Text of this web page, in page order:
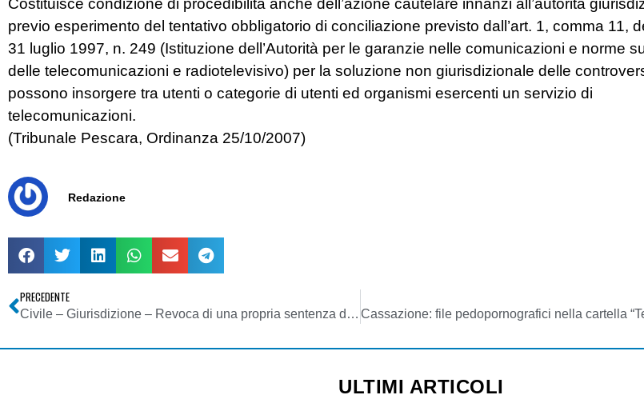
Costituisce condizione di procedibilità anche dell’azione cautelare innanzi all’autorità
previo esperimento del tentativo obbligatorio di conciliazione previsto dall’art. 1, comma 11,
31 luglio 1997, n. 249 (Istituzione dell’Autorità per le garanzie nelle comunicazioni e norme
delle telecomunicazioni e radiotelevisivo) per la soluzione non giurisdizionale delle
possono insorgere tra utenti o categorie di utenti ed organismi esercenti un servizio di
telecomunicazioni.
(Tribunale Pescara, Ordinanza 25/10/2007)
Redazione
PRECEDENTE
Civile – Giurisdizione – Revoca di una propria sentenza da parte del Consiglio di Stato e rispetto dei limiti alla propria giurisdizione
ULTIMI ARTICOLI